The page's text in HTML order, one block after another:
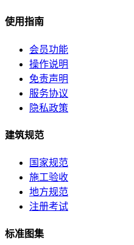
使用指南
会员功能
操作说明
免责声明
服务协议
隐私政策
建筑规范
国家规范
施工验收
地方规范
注册考试
标准图集